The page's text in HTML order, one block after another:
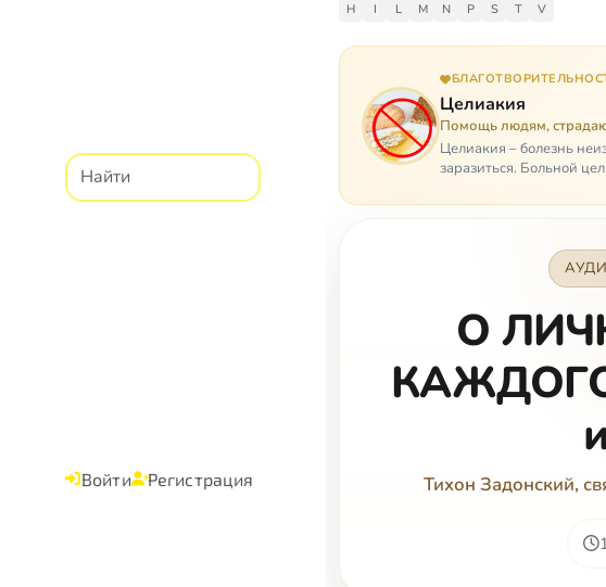
Войти Регистрация
H
I L M N P S T V
Целиакия
Помощь людям,
Целиакия – болезнь
заразиться. Больной
О
Тихон Задонский,